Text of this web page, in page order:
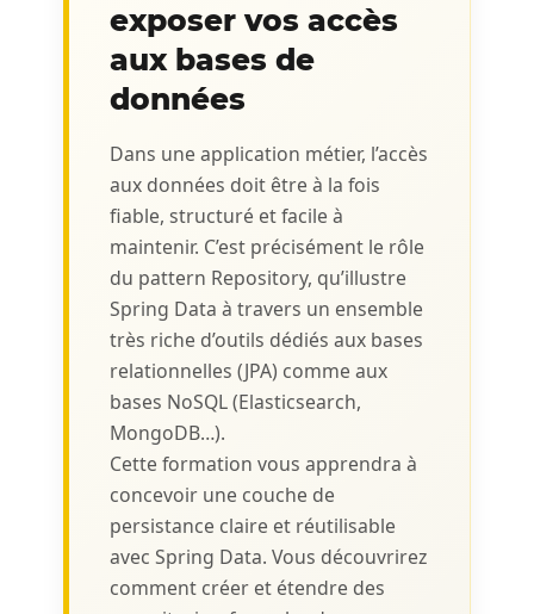
exposer vos accès
aux bases de
données
Dans une application métier, l’accès
aux données doit être à la fois
fiable, structuré et facile à
maintenir. C’est précisément le rôle
du pattern Repository, qu’illustre
Spring Data à travers un ensemble
très riche d’outils dédiés aux bases
relationnelles (JPA) comme aux
bases NoSQL (Elasticsearch,
MongoDB…).
Cette formation vous apprendra à
concevoir une couche de
persistance claire et réutilisable
avec Spring Data. Vous découvrirez
comment créer et étendre des